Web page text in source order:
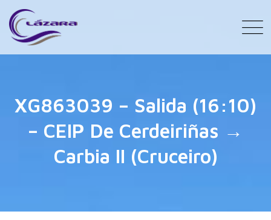
XG863039 – Salida (16:10)
– CEIP De Cerdeiriñas →
Carbia II (Cruceiro)